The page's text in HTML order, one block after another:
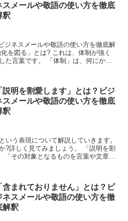
スメールや敬語の使い方を徹底
釈
ジネスメールや敬語の使い方を徹底解
を図る」とは? これは、体制が強く
た言葉です。 「体制」は、何にかを
説明を割愛します」とは？ビジ
スメールや敬語の使い方を徹底
釈
いう表現について解説していきます。
?詳しく見てみましょう。 「説明を割
「その対象となるものを言葉や文章で
含まれておりません」とは？ビ
ネスメールや敬語の使い方を徹
解釈